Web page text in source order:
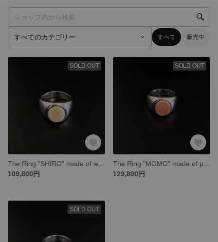
すべて 販売中
SOLD OUT
109,800円
SOLD OUT
129,800円
SOLD OUT